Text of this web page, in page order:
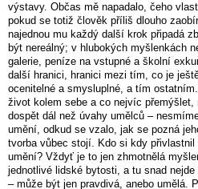
výstavy. Občas mě napadalo, čeho
pokud se totiž člověk příliš dlouho
najednou mu každý další krok připadá
být nereálný; v hlubokých myšlenkách
galerie, peníze na vstupné a školní
další hranici, hranici mezi tím, co je
ocenitelné a smysluplné, a tím
život kolem sebe a co nejvíc přemýšlet,
dospět dál než úvahy umělců –
umění, odkud se vzalo, jak se pozná
tvorba vůbec stojí. Kdo si kdy přivlastnil
umění? Vždyť je to jen zhmotnělá
jednotlivé lidské bytosti, a tu snad
– může být jen pravdivá, anebo umělá.